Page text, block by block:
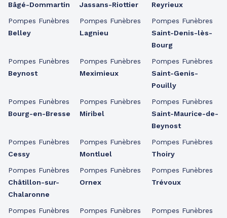
Bâgé-Dommartin
Pompes Funèbres
Belley
Pompes Funèbres
Beynost
Pompes Funèbres
Bourg-en-Bresse
Pompes Funèbres
Cessy
Pompes Funèbres
Châtillon-sur-
Chalaronne
Pompes Funèbres
Jassans-Riottier
Pompes Funèbres
Lagnieu
Pompes Funèbres
Meximieux
Pompes Funèbres
Miribel
Pompes Funèbres
Montluel
Pompes Funèbres
Ornex
Pompes Funèbres
Reyrieux
Pompes Funèbres
Saint-Denis-lès-
Bourg
Pompes Funèbres
Saint-Genis-
Pouilly
Pompes Funèbres
Saint-Maurice-de-
Beynost
Pompes Funèbres
Thoiry
Pompes Funèbres
Trévoux
Pompes Funèbres